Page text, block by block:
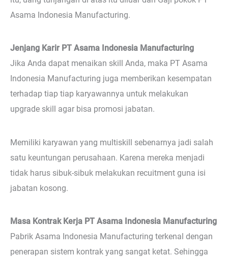
Asama Indonesia Manufacturing.
Jenjang Karir PT Asama Indonesia Manufacturing
Jika Anda dapat menaikan skill Anda, maka PT Asama
Indonesia Manufacturing juga memberikan kesempatan
terhadap tiap tiap karyawannya untuk melakukan
upgrade skill agar bisa promosi jabatan.
Memiliki karyawan yang multiskill sebenarnya jadi salah
satu keuntungan perusahaan. Karena mereka menjadi
tidak harus sibuk-sibuk melakukan recuitment guna isi
jabatan kosong.
Masa Kontrak Kerja PT Asama Indonesia Manufacturing
Pabrik Asama Indonesia Manufacturing terkenal dengan
penerapan sistem kontrak yang sangat ketat. Sehingga